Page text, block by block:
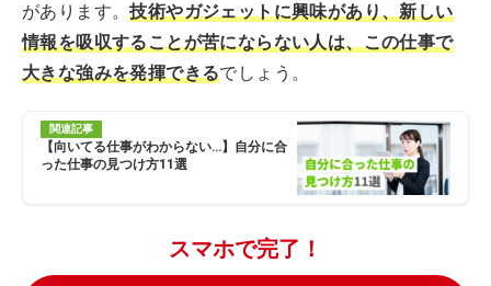
があります。技術やガジェットに興味があり、新しい
情報を吸収することが苦にならない人は、この仕事で
大きな強みを発揮できるでしょう。
関連記事
【向いてる仕事がわからない…】自分に合
った仕事の見つけ方11選
スマホで完了！